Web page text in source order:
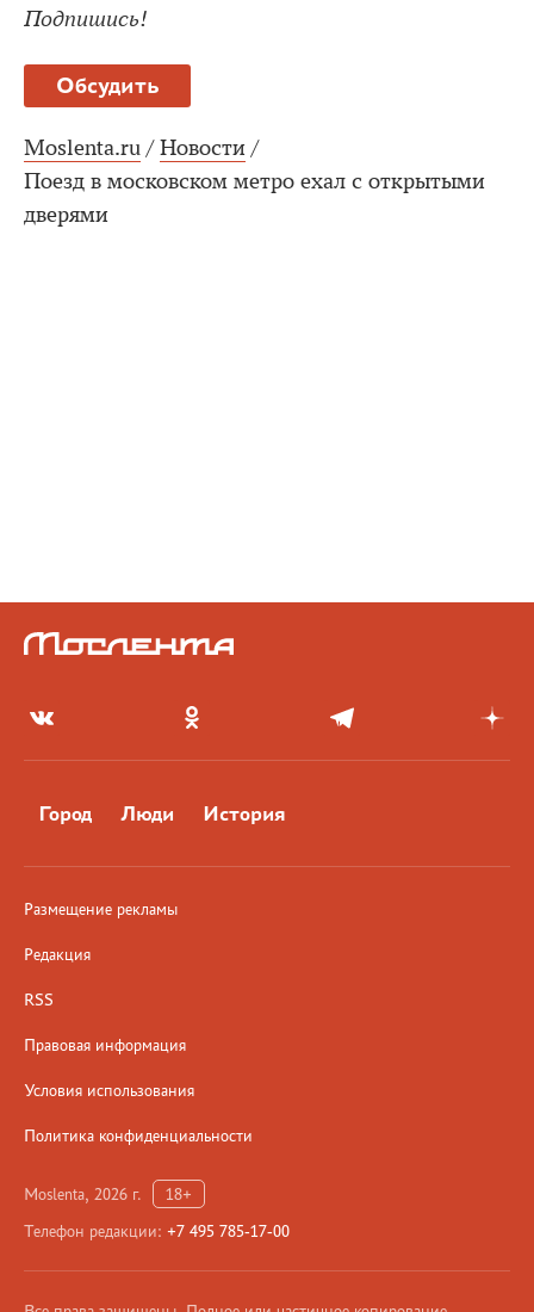
Подпишись!
Обсудить
Moslenta.ru / Новости /
Поезд в московском метро ехал с открытыми
дверями
Город Люди История
Размещение рекламы
Редакция
RSS
Правовая информация
Условия использования
Политика конфиденциальности
Moslenta, 2026 г.
18+
Телефон редакции: +7 495 785-17-00